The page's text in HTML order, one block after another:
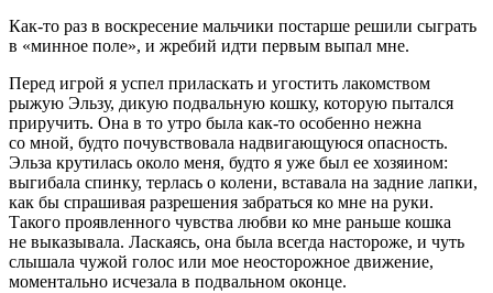
Как-то раз в воскресение мальчики постарше решили сыграть
в «минное поле», и жребий идти первым выпал мне.
Перед игрой я успел приласкать и угостить лакомством
рыжую Эльзу, дикую подвальную кошку, которую пытался
приручить. Она в то утро была как-то особенно нежна
со мной, будто почувствовала надвигающуюся опасность.
Эльза крутилась около меня, будто я уже был ее хозяином:
выгибала спинку, терлась о колени, вставала на задние лапки,
как бы спрашивая разрешения забраться ко мне на руки.
Такого проявленного чувства любви ко мне раньше кошка
не выказывала. Ласкаясь, она была всегда настороже, и чуть
слышала чужой голос или мое неосторожное движение,
моментально исчезала в подвальном оконце.